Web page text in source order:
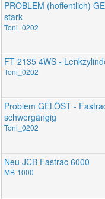
PROBLEM (hoffentlich)
stark
Toni_0202
FT 2135 4WS -
Toni_0202
Problem GELÖST -
schwergängig
Toni_0202
Neu JCB Fastrac 6000
MB-1000